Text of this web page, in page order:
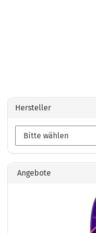
Hersteller
Angebote